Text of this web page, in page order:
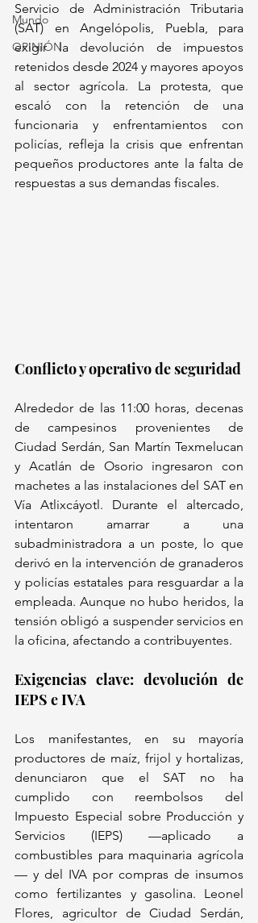
Mundo
OPINIÓN
Servicio de Administración Tributaria
(SAT) en Angelópolis, Puebla, para
exigir la devolución de impuestos
retenidos desde 2024 y mayores apoyos
al sector agrícola. La protesta, que
escaló con la retención de una
funcionaria y enfrentamientos con
policías, refleja la crisis que enfrentan
pequeños productores ante la falta de
respuestas a sus demandas fiscales.
Alrededor de las 11:00 horas, decenas
de campesinos provenientes de
Ciudad Serdán, San Martín Texmelucan
y Acatlán de Osorio ingresaron con
machetes a las instalaciones del SAT en
Vía Atlixcáyotl. Durante el altercado,
intentaron amarrar a una
subadministradora a un poste, lo que
derivó en la intervención de granaderos
y policías estatales para resguardar a la
empleada. Aunque no hubo heridos, la
tensión obligó a suspender servicios en
la oficina, afectando a contribuyentes.
Exigencias clave: devolución de
IEPS e IVA
Los manifestantes, en su mayoría
productores de maíz, frijol y hortalizas,
denunciaron que el SAT no ha
cumplido con reembolsos del
Impuesto Especial sobre Producción y
Servicios (IEPS) —aplicado a
combustibles para maquinaria agrícola
— y del IVA por compras de insumos
como fertilizantes y gasolina. Leonel
Flores, agricultor de Ciudad Serdán,